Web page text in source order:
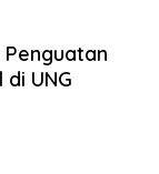
UNG